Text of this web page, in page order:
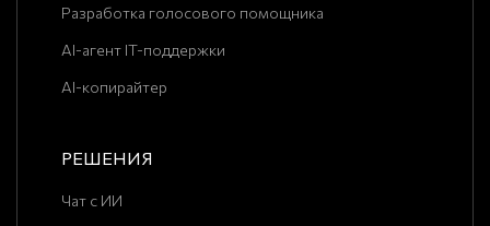
Разработка голосового помощника
AI-агент IT-поддержки
AI-копирайтер
РЕШЕНИЯ
Чат с ИИ